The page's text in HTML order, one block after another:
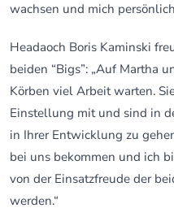
wachsen und mich
Headaoch Boris Kaminski
beiden “Bigs”: „Auf Martha
Körben viel Arbeit warten.
Einstellung mit und sind in
in Ihrer Entwicklung zu
bei uns bekommen und ich
von der Einsatzfreude der
werden.“